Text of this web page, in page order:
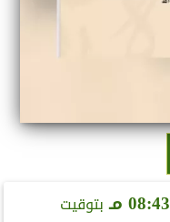
08:43 مـ
بتوقيت